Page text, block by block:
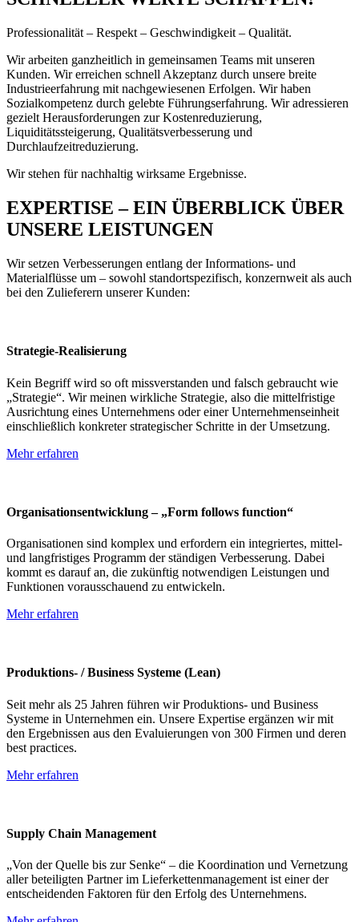
Professionalität – Respekt – Geschwindigkeit – Qualität.
Wir arbeiten ganzheitlich in gemeinsamen Teams mit unseren
Kunden. Wir erreichen schnell Akzeptanz durch unsere breite
Industrieerfahrung mit nachgewiesenen Erfolgen. Wir haben
Sozialkompetenz durch gelebte Führungserfahrung. Wir adressieren
gezielt Herausforderungen zur Kostenreduzierung,
Liquiditätssteigerung, Qualitätsverbesserung und
Durchlaufzeitreduzierung.
Wir stehen für nachhaltig wirksame Ergebnisse.
EXPERTISE – EIN ÜBERBLICK ÜBER
UNSERE LEISTUNGEN
Wir setzen Verbesserungen entlang der Informations- und
Materialflüsse um – sowohl standortspezifisch, konzernweit als auch
bei den Zulieferern unserer Kunden:
Strategie-Realisierung
Kein Begriff wird so oft missverstanden und falsch gebraucht wie
„Strategie“. Wir meinen wirkliche Strategie, also die mittelfristige
Ausrichtung eines Unternehmens oder einer Unternehmenseinheit
einschließlich konkreter strategischer Schritte in der Umsetzung.
Mehr erfahren
Organisationsentwicklung – „Form follows function“
Organisationen sind komplex und erfordern ein integriertes, mittel-
und langfristiges Programm der ständigen Verbesserung. Dabei
kommt es darauf an, die zukünftig notwendigen Leistungen und
Funktionen vorausschauend zu entwickeln.
Mehr erfahren
Produktions- / Business Systeme (Lean)
Seit mehr als 25 Jahren führen wir Produktions- und Business
Systeme in Unternehmen ein. Unsere Expertise ergänzen wir mit
den Ergebnissen aus den Evaluierungen von 300 Firmen und deren
best practices.
Mehr erfahren
Supply Chain Management
„Von der Quelle bis zur Senke“ – die Koordination und Vernetzung
aller beteiligten Partner im Lieferkettenmanagement ist einer der
entscheidenden Faktoren für den Erfolg des Unternehmens.